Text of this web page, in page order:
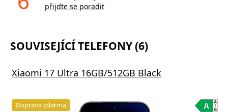
přijďte se poradit
SOUVISEJÍCÍ TELEFONY (6)
Xiaomi 17 Ultra 16GB/512GB Black
Doprava zdarma